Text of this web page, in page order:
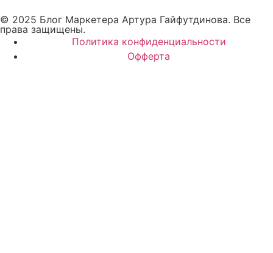
© 2025 Блог Маркетера Артура Гайфутдинова. Все
права защищены.
Политика конфиденциальности
Офферта